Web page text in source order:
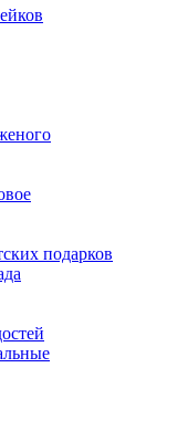
подарков